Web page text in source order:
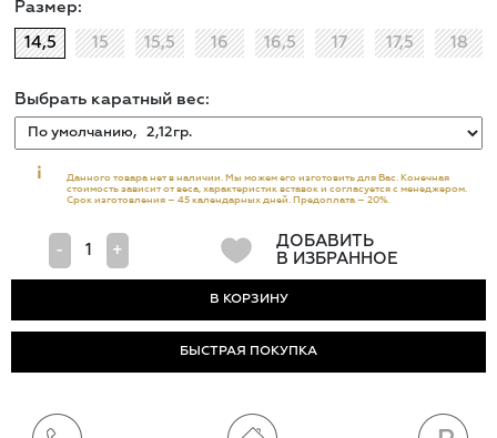
Размер:
14,5 15 15,5 16 16,5 17 17,5 18
Выбрать каратный вес:
i
Данного товара нет в наличии. Мы можем его изготовить для Вас. Конечная
стоимость зависит от веса, характеристик вставок и согласуется с менеджером.
Срок изготовления – 45 календарных дней. Предоплата – 20%.
- +
ДОБАВИТЬ
В ИЗБРАННОЕ
БЫСТРАЯ ПОКУПКА